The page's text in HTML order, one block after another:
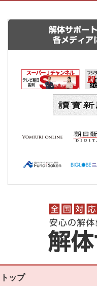
解体サポー
各メディア
トップ